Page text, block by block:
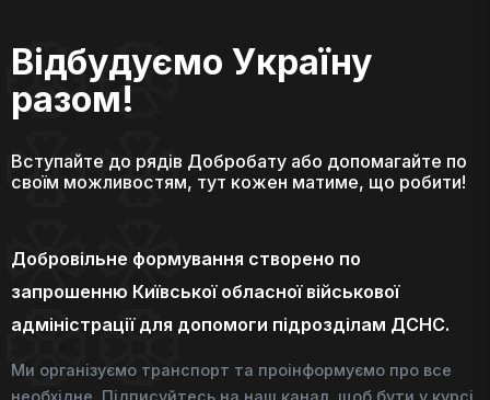
Відбудуємо Україну
разом!
Вступайте до рядів Добробату або допомагайте по
своїм можливостям, тут кожен матиме, що робити!
Добровільне формування створено по
запрошенню Київської обласної військової
адміністрації для допомоги підрозділам ДСНС.
Ми організуємо транспорт та проінформуємо про все
необхідне. Підписуйтесь на наш канал, щоб бути у курсі